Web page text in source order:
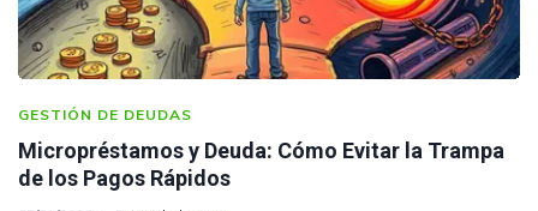
GESTIÓN DE DEUDAS
Micropréstamos y Deuda: Cómo Evitar la Trampa
de los Pagos Rápidos